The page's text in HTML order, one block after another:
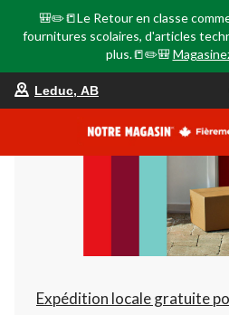
🎒✏️📒Le Retour en classe
fournitures scolaires, d'articles
plus.📒✏️🎒
est
AB,
à
Leduc, AB
Expédition locale gratuite